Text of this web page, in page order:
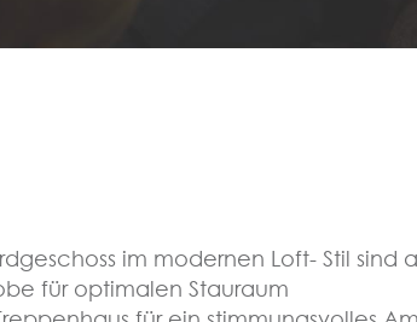
im modernen Loft- Stil sind
für optimalen Stauraum